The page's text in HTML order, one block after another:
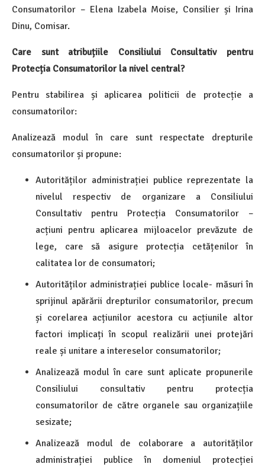
Consumatorilor – Elena Izabela Moise, Consilier și Irina
Dinu, Comisar.
Care sunt atribuțiile Consiliului Consultativ pentru
Protecția Consumatorilor la nivel central?
Pentru stabilirea și aplicarea politicii de protecție a
consumatorilor:
Analizează modul în care sunt respectate drepturile
consumatorilor și propune:
Autorităților administrației publice reprezentate la
nivelul respectiv de organizare a Consiliului
Consultativ pentru Protecția Consumatorilor –
acțiuni pentru aplicarea mijloacelor prevăzute de
lege, care să asigure protecția cetățenilor în
calitatea lor de consumatori;
Autorităților administrației publice locale- măsuri în
sprijinul apărării drepturilor consumatorilor, precum
și corelarea acțiunilor acestora cu acțiunile altor
factori implicați în scopul realizării unei protejări
reale și unitare a intereselor consumatorilor;
Analizează modul în care sunt aplicate propunerile
Consiliului consultativ pentru protecția
consumatorilor de către organele sau organizațiile
sesizate;
Analizează modul de colaborare a autorităților
administrației publice în domeniul protecției